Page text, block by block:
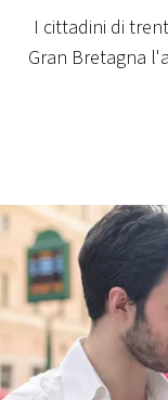
PLAYLIST
CONCORSI
EVENTI
VIDEO
I cittadini di
Gran Bretagna